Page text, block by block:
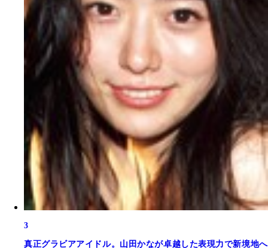
3
真正グラビアアイドル。山田かなが卓越した表現力で新境地へ